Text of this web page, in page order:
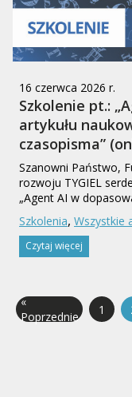
16 czerwca 2026 r.
Szkolenie pt.:
artykułu
czasopisma”
Szanowni Państwo,
rozwoju TYGIEL
„Agent AI w
Szkolenia, Wszystkie
Czytaj więcej
«
Poprzednie
1